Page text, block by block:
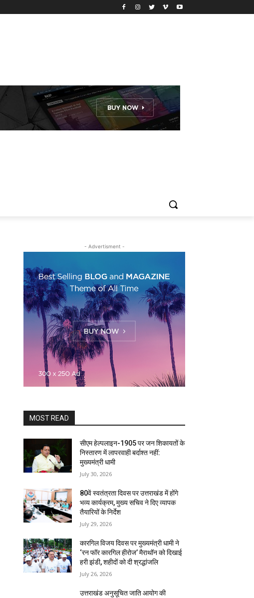
- Advertisment -
MOST READ
सीएम हेल्पलाइन-1905 पर जन शिकायतों के
निस्तारण में लापरवाही बर्दाश्त नहीं:
मुख्यमंत्री धामी
July 30, 2026
80वें स्वतंत्रता दिवस पर उत्तराखंड में होंगे
भव्य कार्यक्रम, मुख्य सचिव ने दिए व्यापक
तैयारियों के निर्देश
July 29, 2026
कारगिल विजय दिवस पर मुख्यमंत्री धामी ने
‘रन फॉर कारगिल हीरोज’ मैराथॉन को दिखाई
हरी झंडी, शहीदों को दी श्रद्धांजलि
July 26, 2026
उत्तराखंड अनुसूचित जाति आयोग की